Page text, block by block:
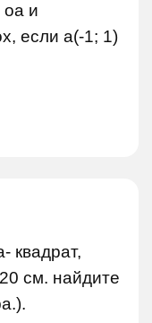
оа и
если а(-1; 1)
квадрат,
см. найдите